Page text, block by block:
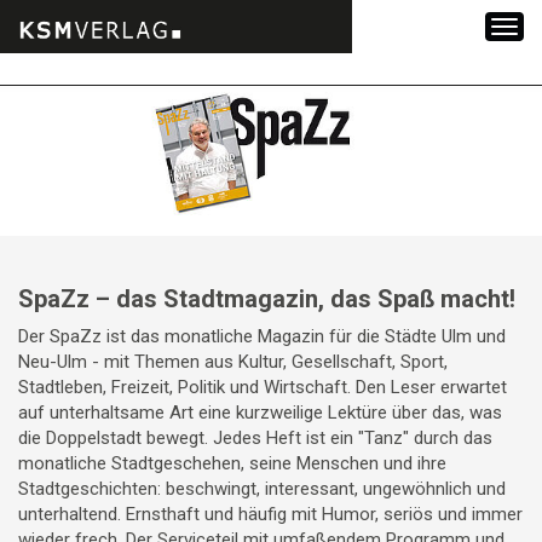
SpaZz – das Stadtmagazin, das Spaß macht!
Der SpaZz ist das monatliche Magazin für die Städte Ulm und
Neu-Ulm - mit Themen aus Kultur, Gesellschaft, Sport,
Stadtleben, Freizeit, Politik und Wirtschaft. Den Leser erwartet
auf unterhaltsame Art eine kurzweilige Lektüre über das, was
die Doppelstadt bewegt. Jedes Heft ist ein "Tanz" durch das
monatliche Stadtgeschehen, seine Menschen und ihre
Stadtgeschichten: beschwingt, interessant, ungewöhnlich und
unterhaltend. Ernsthaft und häufig mit Humor, seriös und immer